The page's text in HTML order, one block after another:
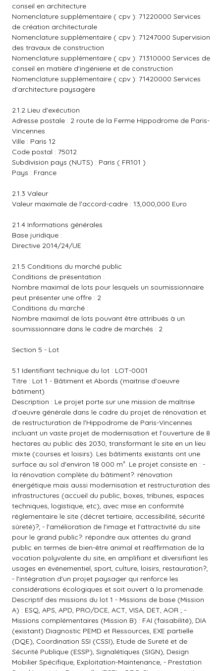
conseil en architecture
Nomenclature supplémentaire ( cpv ): 71220000 Services
de création architecturale
Nomenclature supplémentaire ( cpv ): 71247000 Supervision
des travaux de construction
Nomenclature supplémentaire ( cpv ): 71310000 Services de
conseil en matière d'ingénierie et de construction
Nomenclature supplémentaire ( cpv ): 71420000 Services
d'architecture paysagère
2.1.2 Lieu d'exécution
Adresse postale : 2 route de la Ferme Hippodrome de Paris-
Vincennes
Ville : Paris 12
Code postal : 75012
Subdivision pays (NUTS) : Paris ( FR101 )
Pays : France
2.1.3 Valeur
Valeur maximale de l'accord-cadre : 13,000,000 Euro
2.1.4 Informations générales
Base juridique :
Directive 2014/24/UE
2.1.5 Conditions du marché public
Conditions de présentation :
Nombre maximal de lots pour lesquels un soumissionnaire
peut présenter une offre : 2
Conditions du marché :
Nombre maximal de lots pouvant être attribués à un
soumissionnaire dans le cadre de marchés : 2
Section 5 - Lot
5.1 Identifiant technique du lot : LOT-0001
Titre : Lot 1 - Bâtiment et Abords (maitrise d'oeuvre
bâtiment)
Description : Le projet porte sur une mission de maîtrise
d'oeuvre générale dans le cadre du projet de rénovation et
de restructuration de l'Hippodrome de Paris-Vincennes
incluant un vaste projet de modernisation et l'ouverture de 8
hectares au public dès 2030, transformant le site en un lieu
mixte (courses et loisirs). Les bâtiments existants ont une
surface au sol d'environ 18 000 m². Le projet consiste en : -
la rénovation complète du bâtiment?: rénovation
énergétique mais aussi modernisation et restructuration des
infrastructures (accueil du public, boxes, tribunes, espaces
techniques, logistique, etc), avec mise en conformité
réglementaire le site (décret tertiaire, accessibilité, sécurité
sûreté)?; - l'amélioration de l'image et l'attractivité du site
pour le grand public?: répondre aux attentes du grand
public en termes de bien-être animal et réaffirmation de la
vocation polyvalente du site, en amplifiant et diversifiant les
usages en événementiel, sport, culture, loisirs, restauration?;
- l'intégration d'un projet paysager qui renforce les
considérations écologiques et soit ouvert à la promenade.
Descriptif des missions du lot 1 - Missions de base (Mission
A) : ESQ, APS, APD, PRO/DCE, ACT, VISA, DET, AOR ; -
Missions complémentaires (Mission B) : FAI (faisabilité), DIA
(existant) Diagnostic PEMD et Ressources, EXE partielle
(DQE), Coordination SSI (CSSI), Etude de Sureté et de
Sécurité Publique (ESSP), Signalétiques (SIGN), Design
Mobilier Spécifique, Exploitation-Maintenance, - Prestation